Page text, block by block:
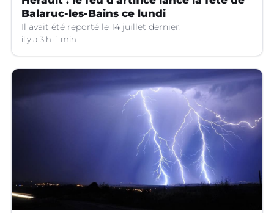
Balaruc-les-Bains ce lundi
Il avait été reporté le 14 juillet dernier.
il y a 3 h 1 min